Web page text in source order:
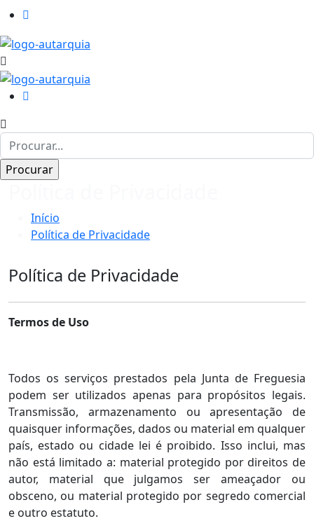
Início
Política de Privacidade
Política de Privacidade
Termos de Uso
Todos os serviços prestados pela Junta de Freguesia
podem ser utilizados apenas para propósitos legais.
Transmissão, armazenamento ou apresentação de
quaisquer informações, dados ou material em qualquer
país, estado ou cidade lei é proibido. Isso inclui, mas
não está limitado a: material protegido por direitos de
autor, material que julgamos ser ameaçador ou
obsceno, ou material protegido por segredo comercial
e outro estatuto.